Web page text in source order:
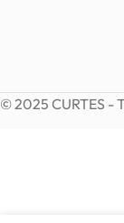
© 2025 CURTES -